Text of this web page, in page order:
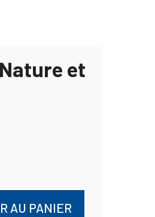
et
AU PANIER